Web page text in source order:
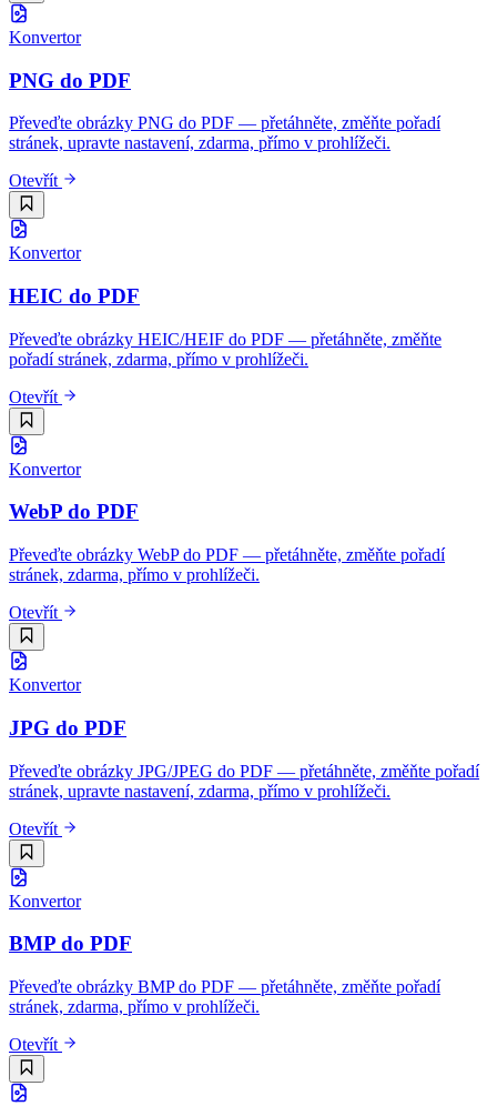
Konvertor
PNG do PDF
Převeďte obrázky PNG do PDF — přetáhněte, změňte pořadí
stránek, upravte nastavení, zdarma, přímo v prohlížeči.
Otevřít
Konvertor
HEIC do PDF
Převeďte obrázky HEIC/HEIF do PDF — přetáhněte, změňte
pořadí stránek, zdarma, přímo v prohlížeči.
Otevřít
Konvertor
WebP do PDF
Převeďte obrázky WebP do PDF — přetáhněte, změňte pořadí
stránek, zdarma, přímo v prohlížeči.
Otevřít
Konvertor
JPG do PDF
Převeďte obrázky JPG/JPEG do PDF — přetáhněte, změňte pořadí
stránek, upravte nastavení, zdarma, přímo v prohlížeči.
Otevřít
Konvertor
BMP do PDF
Převeďte obrázky BMP do PDF — přetáhněte, změňte pořadí
stránek, zdarma, přímo v prohlížeči.
Otevřít